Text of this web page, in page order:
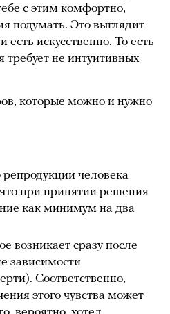
с этим комфортно,
подумать. Это выглядит
есть искусственно. То есть
требует не интуитивных
которые можно и нужно
человека
при принятии решения
как минимум на два
возникает сразу после
зависимости
Соответственно,
этого чувства может